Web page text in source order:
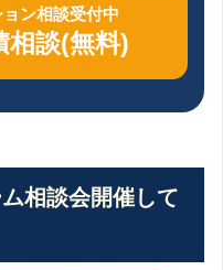
ン相談受付中
相談(無料)
相談会開催して